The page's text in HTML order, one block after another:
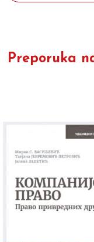
Preporuka